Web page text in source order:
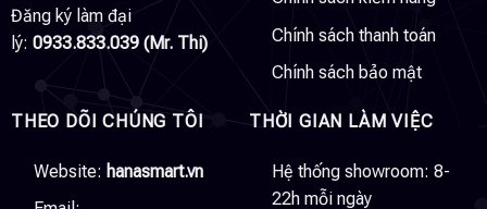
Đăng ký làm đại
lý: 0933.833.039 (Mr. Thi)
Chính sách thanh toán
Chính sách bảo mật
THEO DÕI CHÚNG TÔI
Website: hanasmart.vn
THỜI GIAN LÀM VIỆC
Hệ thống showroom: 8-
22h mỗi ngày